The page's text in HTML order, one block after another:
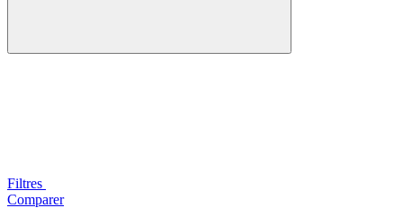
Filtres
Comparer